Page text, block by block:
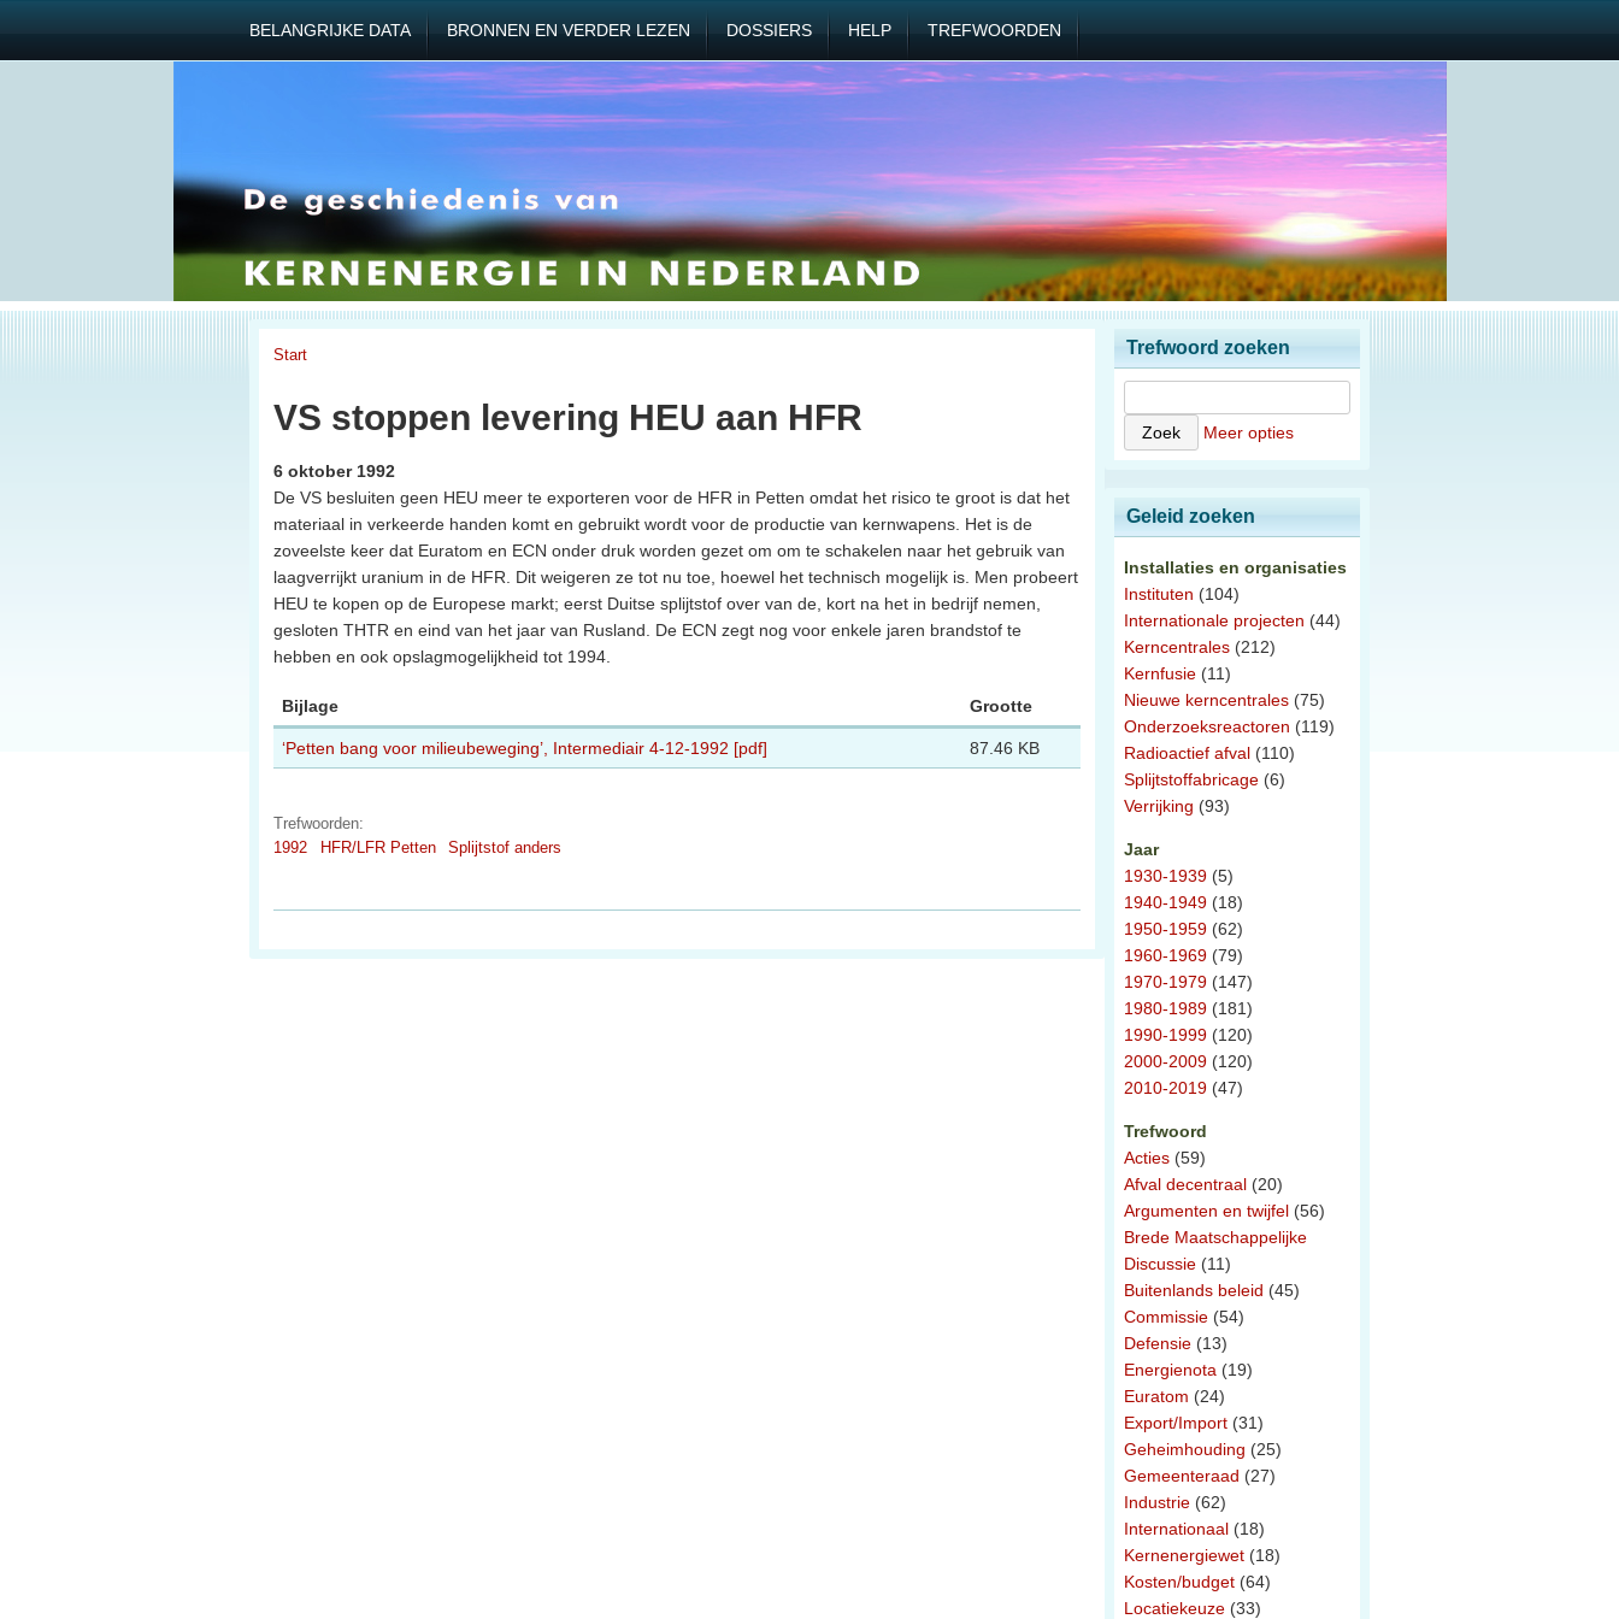
BELANGRIJKE DATA BRONNEN EN VERDER LEZEN DOSSIERS HELP TREFWOORDEN
Start
VS stoppen levering HEU aan HFR
6 oktober 1992
De VS besluiten geen HEU meer te exporteren voor de HFR in Petten omdat het risico te groot is dat het
materiaal in verkeerde handen komt en gebruikt wordt voor de productie van kernwapens. Het is de
zoveelste keer dat Euratom en ECN onder druk worden gezet om om te schakelen naar het gebruik van
laagverrijkt uranium in de HFR. Dit weigeren ze tot nu toe, hoewel het technisch mogelijk is. Men probeert
HEU te kopen op de Europese markt; eerst Duitse splijtstof over van de, kort na het in bedrijf nemen,
gesloten THTR en eind van het jaar van Rusland. De ECN zegt nog voor enkele jaren brandstof te
hebben en ook opslagmogelijkheid tot 1994.
Bijlage Grootte
‘Petten bang voor milieubeweging’, Intermediair 4-12-1992 [pdf] 87.46 KB
Trefwoorden:
1992
HFR/LFR Petten Splijtstof anders
Trefwoord zoeken
Meer opties
Geleid zoeken
Installaties en organisaties
Instituten (104)
Internationale projecten (44)
Kerncentrales (212)
Kernfusie (11)
Nieuwe kerncentrales (75)
Onderzoeksreactoren (119)
Radioactief afval (110)
Splijtstoffabricage (6)
Verrijking (93)
Jaar
1930-1939 (5)
1940-1949 (18)
1950-1959 (62)
1960-1969 (79)
1970-1979 (147)
1980-1989 (181)
1990-1999 (120)
2000-2009 (120)
2010-2019 (47)
Trefwoord
Acties (59)
Afval decentraal (20)
Argumenten en twijfel (56)
Brede Maatschappelijke
Discussie (11)
Buitenlands beleid (45)
Commissie (54)
Defensie (13)
Energienota (19)
Euratom (24)
Export/Import (31)
Geheimhouding (25)
Gemeenteraad (27)
Industrie (62)
Internationaal (18)
Kernenergiewet (18)
Kosten/budget (64)
Locatiekeuze (33)